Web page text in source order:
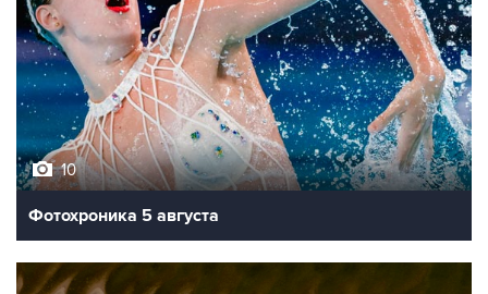
10
Фотохроника 5 августа